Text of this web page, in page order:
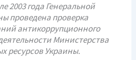
2003 года Генеральной
проведена проверка
антикоррупционного
Министерства
ресурсов Украины.